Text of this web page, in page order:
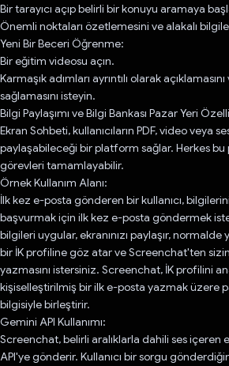
Bir tarayıcı açıp belirli bir konuyu aramaya
Önemli noktaları özetlemesini ve alakalı
Yeni Bir Beceri Öğrenme:
Bir eğitim videosu açın.
Karmaşık adımları ayrıntılı olarak
sağlamasını isteyin.
Bilgi Paylaşımı ve Bilgi Bankası Pazar Yeri
Ekran Sohbeti, kullanıcıların PDF, video veya
paylaşabileceği bir platform sağlar. Herkes
görevleri tamamlayabilir.
Örnek Kullanım Alanı:
İlk kez e-posta gönderen bir kullanıcı,
başvurmak için ilk kez e-posta göndermek
bilgileri uygular, ekranınızı paylaşır, normalde
bir İK profiline göz atar ve Screenchat'ten
yazmasını istersiniz. Screenchat, İK profilini
kişiselleştirilmiş bir ilk e-posta yazmak üzere
bilgisiyle birleştirir.
Gemini API Kullanımı:
Screenchat, belirli aralıklarla dahili ses içeren
API'ye gönderir. Kullanıcı bir sorgu